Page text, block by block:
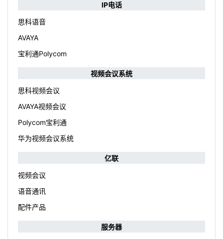
IP电话
思科语音
AVAYA
宝利通Polycom
视频会议系统
思科视频会议
AVAYA视频会议
Polycom宝利通
华为视频会议系统
亿联
视频会议
语音通讯
配件产品
服务器